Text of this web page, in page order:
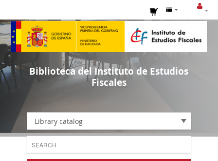
Biblioteca del Instituto de Estudios
Fiscales
Library catalog